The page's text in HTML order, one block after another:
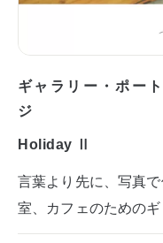
ギャラリー・ポー
ジ
Holiday Ⅱ
言葉より先に、写真
室、カフェのための